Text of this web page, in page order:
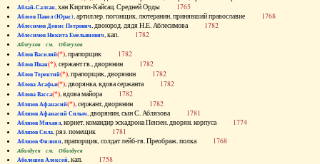
Аблай-Салтан, хан Киргиз-Кайсац. Средней Орды 1765
Аблеев Павел (Юрас), артиллер. погонщик, лютеранин, принявший православие 1768
Аблесимов Денис Петрович, двоюрод. дядя Н.Е. Аблесимова 1782
Аблесимов Никита Емельянович, кап. 1782
Аблеухов см. Облеухов
Аблов Василий(*), прапорщик 1782
Аблов Иван(*), сержант гв., дворянин 1782
Аблов Терентий(*), прапорщик, дворянин 1782
Аблова Агафья(*), дворянка, вдова сержанта 1782
Аблова Васса(*), вдова майора 1782
Аблязов Афанасий(*), сержант, дворянин 1782
Аблязов Афанасий Силыч, дворянин, сын С. Аблязова 1781
Аблязов Михаил, корнет, командир эскадрона Пензен. дворян. корпуса 1774
Аблязов Сила, ряз. помещик 1781
Аблязов Филипп, прапорщик, солдат лейб-гв. Преображ. полка 1768
Аболдуев см. Оболдуев
Аболешев Алексей, кап. 1758